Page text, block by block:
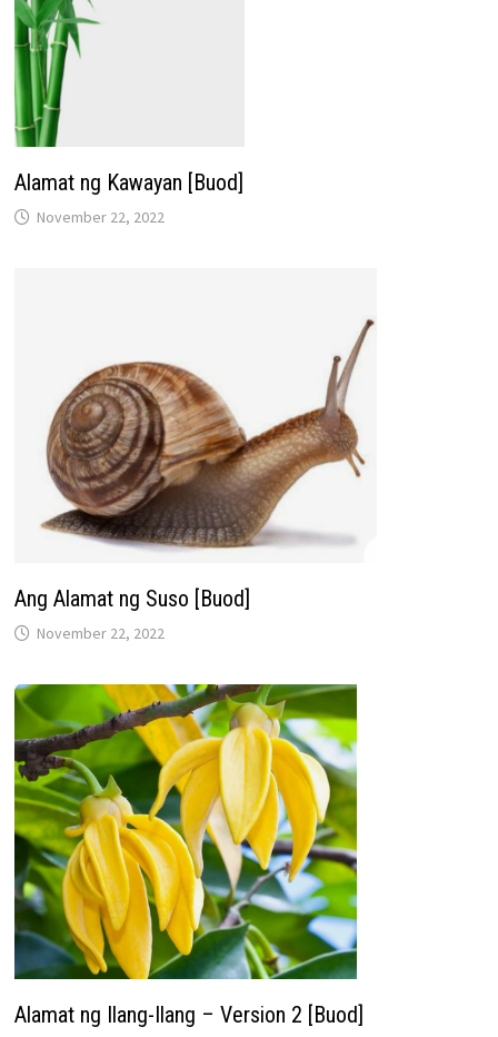
Alamat ng Kawayan [Buod]
November 22, 2022
Ang Alamat ng Suso [Buod]
November 22, 2022
Alamat ng Ilang-Ilang – Version 2 [Buod]